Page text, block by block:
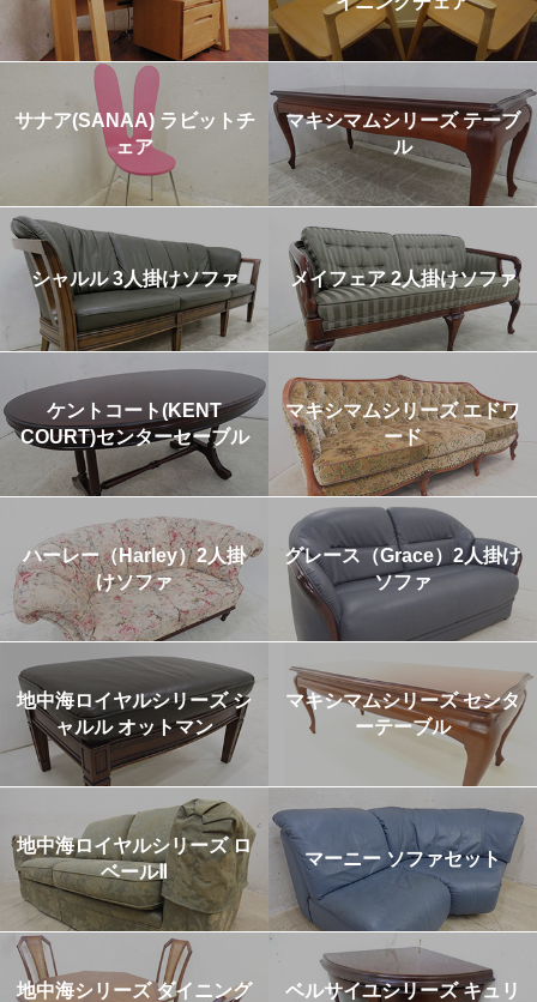
サナア(SANAA) ラビットチ
ェア
マキシマムシリーズ テーブ
ル
シャルル 3人掛けソファ メイフェア 2人掛けソファ
ケントコート(KENT
COURT)センターセーブル
マキシマムシリーズ エドワ
ード
ハーレー（Harley）2人掛
けソファ
グレース（Grace）2人掛け
ソファ
地中海ロイヤルシリーズ シ
ャルル オットマン
マキシマムシリーズ センタ
ーテーブル
地中海ロイヤルシリーズ ロ
ベールⅡ
マーニー ソファセット
地中海シリーズ ダイニング
ベルサイユシリーズ キュリ